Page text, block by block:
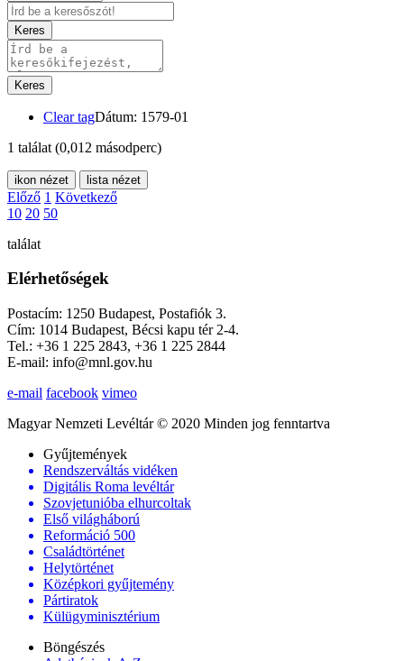
Keres
Keres
Clear tagDátum: 1579-01
1 találat (0,012 másodperc)
ikon nézet lista nézet
Előző 1 Következő
10 20 50
találat
Elérhetőségek
Postacím: 1250 Budapest, Postafiók 3.
Cím: 1014 Budapest, Bécsi kapu tér 2-4.
Tel.: +36 1 225 2843, +36 1 225 2844
E-mail: info@mnl.gov.hu
e-mail facebook vimeo
Magyar Nemzeti Levéltár © 2020 Minden jog fenntartva
Gyűjtemények
Rendszerváltás vidéken
Digitális Roma levéltár
Szovjetunióba elhurcoltak
Első világháború
Reformáció 500
Családtörténet
Helytörténet
Középkori gyűjtemény
Pártiratok
Külügyminisztérium
Böngészés